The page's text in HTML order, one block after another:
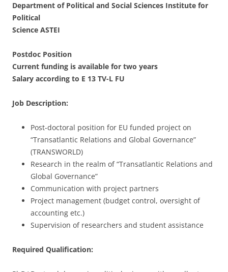
Department of Political and Social Sciences Institute for
Political
Science ASTEI
Postdoc Position
Current funding is available for two years
Salary according to E 13 TV-L FU
Job Description:
Post-doctoral position for EU funded project on
“Transatlantic Relations and Global Governance”
(TRANSWORLD)
Research in the realm of “Transatlantic Relations and
Global Governance”
Communication with project partners
Project management (budget control, oversight of
accounting etc.)
Supervision of researchers and student assistance
Required Qualification: